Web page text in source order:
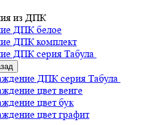
из ДПК
ДПК белое
ДПК комплект
ДПК серия Табула
ДПК серия Табула
цвет венге
цвет бук
цвет графит